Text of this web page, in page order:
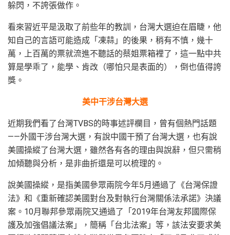
躲閃，不誇張做作。
看來習近平是汲取了前些年的教訓，台灣大選迫在眉睫，他
知自己的言語可能造成「凍蒜」的後果，稍有不慎，幾十
萬，上百萬的票就流進不聽話的蔡姐票箱裡了，這一點中共
算是學乖了，能學、肯改（哪怕只是表面的），倒也值得誇
獎。
美中干涉台灣大選
近期我們看了台灣TVBS的時事述評欄目，曾有個熱門話題
——外國干涉台灣大選，有說中國干預了台灣大選，也有說
美國操縱了台灣大選，雖然各有各的理由與說辭，但只需稍
加傾聽與分析，是非曲折還是可以梳理的。
說美國操縱，是指美國參眾兩院今年5月通過了《台灣保證
法》和《重新確認美國對台及對執行台灣關係法承諾》決議
案。10月聯邦參眾兩院又通過了「2019年台灣友邦國際保
護及加強倡議法案」，簡稱「台北法案」等，該法安要求美